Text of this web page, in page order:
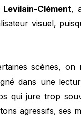
Clément,
visuel,
scènes,
dans une
qui jure trop
agressifs, ses